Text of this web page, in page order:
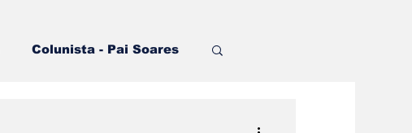
Colunista - Pai Soares